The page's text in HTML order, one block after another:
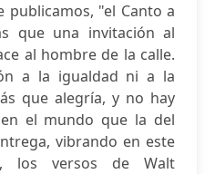
publicamos, "el Canto a
que una invitación al
al hombre de la calle.
a la igualdad ni a la
que alegría, y no hay
el mundo que la del
vibrando en este
los versos de Walt